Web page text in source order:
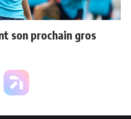
son prochain gros